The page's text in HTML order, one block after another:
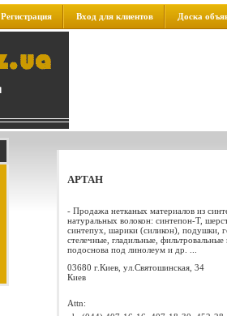
Регистрация Вход для клиентов Доска
АРТАН
- Продажа нетканых материалов из
натуральных волокон: синтепон-Т,
синтепух, шарики (силикон), подушки,
стелечные, гладильные, фильтровальные
подоснова под линолеум и др. ...
03680 г.Киев, ул.Святошинская, 34
Киев
Attn: